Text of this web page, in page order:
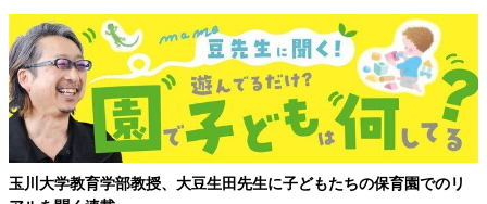
玉川大学教育学部教授、大豆生田先生に子どもたちの保育園でのリ